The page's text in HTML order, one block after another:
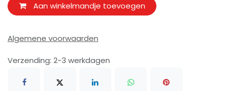
Aan winkelmandje toevoegen
Algemene voorwaarden
Verzending: 2-3 werkdagen